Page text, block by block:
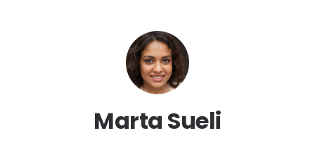
Marta Sueli